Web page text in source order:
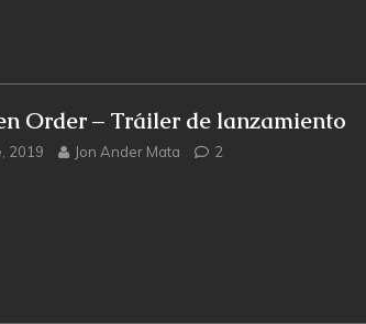
Order – Tráiler de lanzamiento
2019 Jon Ander Mata 2